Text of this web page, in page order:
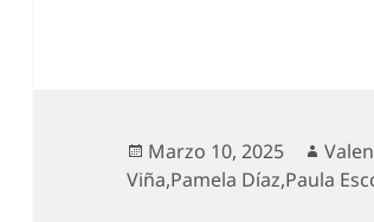
Publicado
el
Marzo 10, 2025 Autor
Viña,Pamela Díaz,Paula